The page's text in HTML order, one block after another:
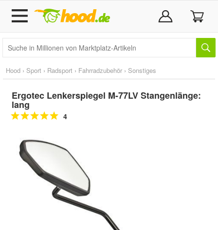
Hood › Sport › Radsport › Fahrradzubehör › Sonstiges
Ergotec Lenkerspiegel M-77LV Stangenlänge:
lang
4